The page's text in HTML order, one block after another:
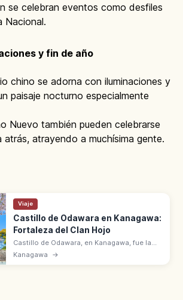
se celebran eventos como desfiles
Nacional.
y fin de año
chino se adorna con iluminaciones y
paisaje nocturno especialmente
Nuevo también pueden celebrarse
atrayendo a muchísima gente.
Viaje
Castillo de Odawara en Kanagawa:
Fortaleza del Clan Hojo
Castillo de Odawara, en Kanagawa, fue la
fortaleza del clan Hojo durante 5
generaciones. 9 km de defensa perimetral
Kanagawa →